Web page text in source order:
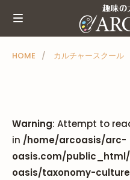
ュ
HOME カルチャースクール
Warning: Attempt to
in /home/arcoasis/arc-
oasis.com/
oasis/taxonomy-